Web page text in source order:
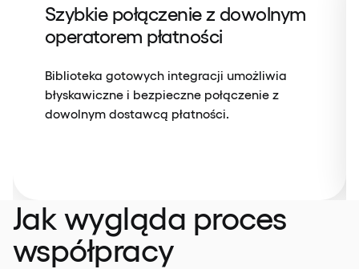
Szybkie połączenie z dowolnym
operatorem płatności
Biblioteka gotowych integracji umożliwia
błyskawiczne i bezpieczne połączenie z
dowolnym dostawcą płatności.
Jak wygląda proces
współpracy